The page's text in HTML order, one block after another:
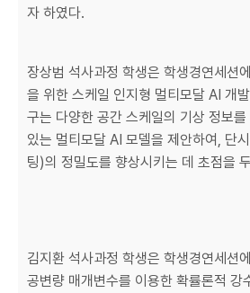
자 하였다.
장상범 석사과정 학생은 학생경연세션
을 위한 스케일 인지형 멀티모달 AI 개
구는 다양한 공간 스케일의 기상 정보
있는 멀티모달 AI 모델을 제안하여, 단
팅)의 정밀도를 향상시키는 데 초점을
김지환 석사과정 학생은 학생경연세션
공변량 매개변수를 이용한 확률론적